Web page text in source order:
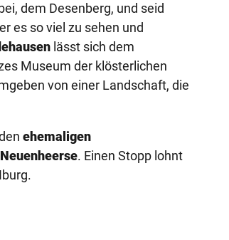
dem Desenberg, und seid
es so viel zu sehen und
lässt sich dem
Museum der klösterlichen
von einer Landschaft, die
ehemaligen
. Einen Stopp lohnt